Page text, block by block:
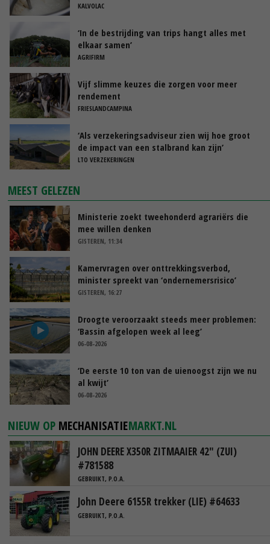
KALVOLAC
‘In de bestrijding van trips hangt alles met
elkaar samen’
AGRIFIRM
Vijf slimme keuzes die zorgen voor meer
rendement
FRIESLANDCAMPINA
‘Als verzekeringsadviseur zien wij hoe groot
de impact van een stalbrand kan zijn’
LTO VERZEKERINGEN
MEEST GELEZEN
Ministerie zoekt tweehonderd agrariërs die
mee willen denken
GISTEREN, 11:34
Kamervragen over onttrekkingsverbod,
minister spreekt van ‘ondernemersrisico’
GISTEREN, 16:27
Droogte veroorzaakt steeds meer problemen:
‘Bassin afgelopen week al leeg’
06-08-2026
‘De eerste 10 ton van de uienoogst zijn we nu
al kwijt’
06-08-2026
NIEUW OP MECHANISATIEMARKT.NL
JOHN DEERE X350R ZITMAAIER 42" (ZUI)
#781588
GEBRUIKT, P.O.A.
John Deere 6155R trekker (LIE) #64633
GEBRUIKT, P.O.A.